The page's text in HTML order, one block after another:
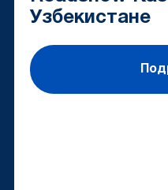
Узбекистане